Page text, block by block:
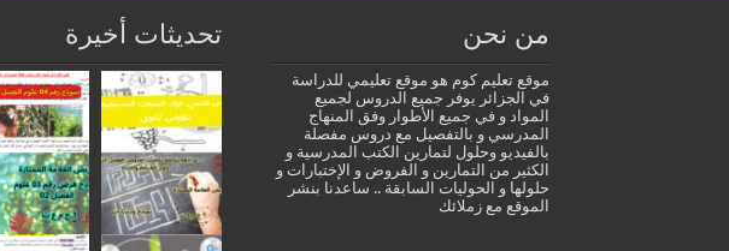
من نحن
موقع تعليم كوم هو موقع تعليمي للدراسة
في الجزائر يوفر جميع الدروس لجميع
المواد و في جميع الأطوار وفق المنهاج
المدرسي و بالتفصيل مع دروس مفصلة
بالفيديو وحلول لتمارين الكتب المدرسية و
الكثير من التمارين و الفروض و الإختبارات و
حلولها و الحوليات السابقة .. ساعدنا بنشر
الموقع مع زملائك
تحديثات أخيرة